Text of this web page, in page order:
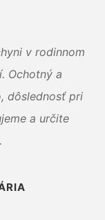
v rodinnom
Ochotný a
dôslednosť pri
a určite